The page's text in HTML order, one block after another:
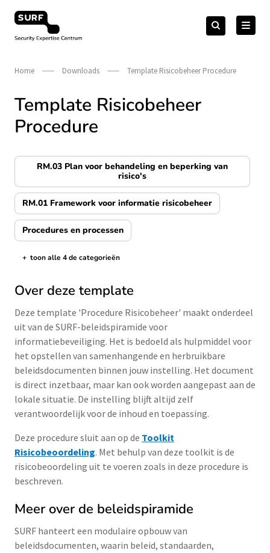
naar
Security Expertise Centrum – by SURF
Zoeken
naar:Zoeken
Home Downloads Template Risicobeheer Procedure
Template Risicobeheer
Procedure
RM.03 Plan voor behandeling en beperking van
risico's
RM.01 Framework voor informatie risicobeheer
Procedures en processen
de categorieën tonen/verbergen
+ toon alle 4 de categorieën
Over deze template
Deze template 'Procedure Risicobeheer' maakt onderdeel
uit van de SURF-beleidspiramide voor
informatiebeveiliging. Het is bedoeld als hulpmiddel voor
het opstellen van samenhangende en herbruikbare
beleidsdocumenten binnen jouw instelling. Het document
is direct inzetbaar, maar kan ook worden aangepast aan de
lokale situatie. De instelling blijft altijd zelf
verantwoordelijk voor de inhoud en toepassing.
Deze procedure sluit aan op de Toolkit
Risicobeoordeling. Met behulp van deze toolkit is de
risicobeoordeling uit te voeren zoals in deze procedure is
beschreven.
Meer over de beleidspiramide
SURF hanteert een modulaire opbouw van
beleidsdocumenten, waarin beleid, standaarden,